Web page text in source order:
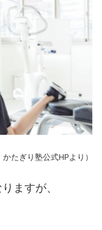
かたぎり塾公式HPより）
ますが、